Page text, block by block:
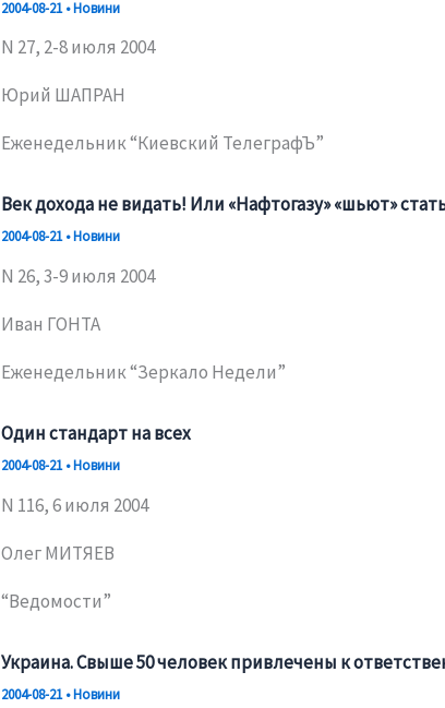
2004-08-21•Новини
N 27, 2-8 июля 2004
Юрий ШАПРАН
Eженедельник “Киевский ТелеграфЪ”
Век дохода не видать! Или «Нафтогазу» «шьют»
2004-08-21•Новини
N 26, 3-9 июля 2004
Иван ГОНТА
Eженедельник “Зеркало Недели”
Один стандарт на всех
2004-08-21•Новини
N 116, 6 июля 2004
Олег МИТЯЕВ
“Ведомости”
Украина. Свыше 50 человек привлечены к
2004-08-21•Новини